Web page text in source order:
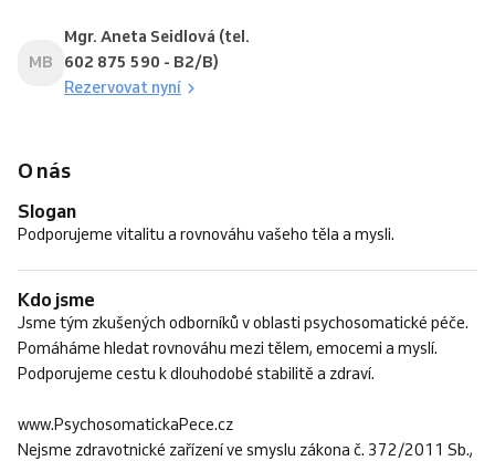
MB
Mgr. Aneta Seidlová (tel.
602 875 590 - B2/B)
Rezervovat nyní
O nás
Slogan
Podporujeme vitalitu a rovnováhu vašeho těla a mysli.
Kdo jsme
Jsme tým zkušených odborníků v oblasti psychosomatické péče.
Pomáháme hledat rovnováhu mezi tělem, emocemi a myslí.
Podporujeme cestu k dlouhodobé stabilitě a zdraví.
www.PsychosomatickaPece.cz
Nejsme zdravotnické zařízení ve smyslu zákona č. 372/2011 Sb.,